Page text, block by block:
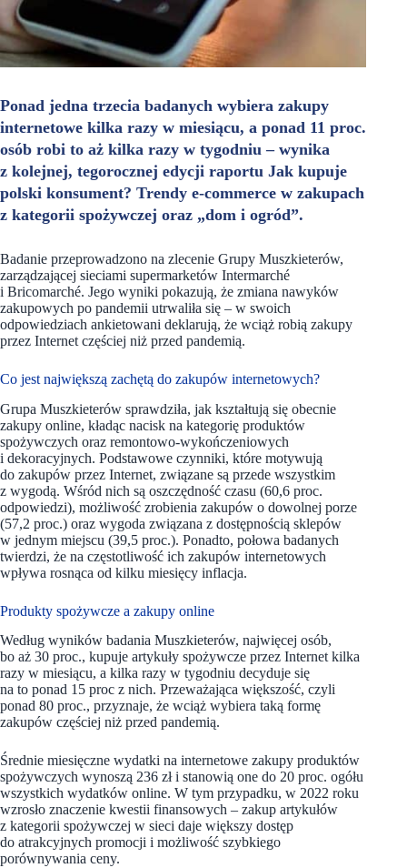
Ponad jedna trzecia badanych wybiera zakupy
internetowe kilka razy w miesiącu, a ponad 11 proc.
osób robi to aż kilka razy w tygodniu – wynika
z kolejnej, tegorocznej edycji raportu Jak kupuje
polski konsument? Trendy e-commerce w zakupach
z kategorii spożywczej oraz „dom i ogród”.
Badanie przeprowadzono na zlecenie Grupy Muszkieterów,
zarządzającej sieciami supermarketów Intermarché
i Bricomarché. Jego wyniki pokazują, że zmiana nawyków
zakupowych po pandemii utrwaliła się – w swoich
odpowiedziach ankietowani deklarują, że wciąż robią zakupy
przez Internet częściej niż przed pandemią.
Co jest największą zachętą do zakupów internetowych?
Grupa Muszkieterów sprawdziła, jak kształtują się obecnie
zakupy online, kładąc nacisk na kategorię produktów
spożywczych oraz remontowo-wykończeniowych
i dekoracyjnych. Podstawowe czynniki, które motywują
do zakupów przez Internet, związane są przede wszystkim
z wygodą. Wśród nich są oszczędność czasu (60,6 proc.
odpowiedzi), możliwość zrobienia zakupów o dowolnej porze
(57,2 proc.) oraz wygoda związana z dostępnością sklepów
w jednym miejscu (39,5 proc.). Ponadto, połowa badanych
twierdzi, że na częstotliwość ich zakupów internetowych
wpływa rosnąca od kilku miesięcy inflacja.
Produkty spożywcze a zakupy online
Według wyników badania Muszkieterów, najwięcej osób,
bo aż 30 proc., kupuje artykuły spożywcze przez Internet kilka
razy w miesiącu, a kilka razy w tygodniu decyduje się
na to ponad 15 proc z nich. Przeważająca większość, czyli
ponad 80 proc., przyznaje, że wciąż wybiera taką formę
zakupów częściej niż przed pandemią.
Średnie miesięczne wydatki na internetowe zakupy produktów
spożywczych wynoszą 236 zł i stanowią one do 20 proc. ogółu
wszystkich wydatków online. W tym przypadku, w 2022 roku
wzrosło znaczenie kwestii finansowych – zakup artykułów
z kategorii spożywczej w sieci daje większy dostęp
do atrakcyjnych promocji i możliwość szybkiego
porównywania ceny.